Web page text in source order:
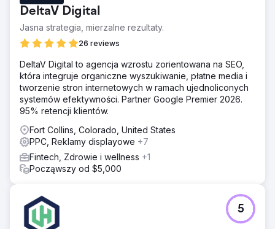
DeltaV Digital
Jasna strategia, mierzalne rezultaty.
26 reviews
DeltaV Digital to agencja wzrostu zorientowana na SEO,
która integruje organiczne wyszukiwanie, płatne media i
tworzenie stron internetowych w ramach ujednoliconych
systemów efektywności. Partner Google Premier 2026.
95% retencji klientów.
Fort Collins, Colorado, United States
PPC, Reklamy displayowe +7
Fintech, Zdrowie i wellness +1
Począwszy od $5,000
5